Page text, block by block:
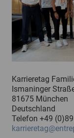
Karrieretag
Ismaninger
81675 München
Deutschland
Telefon +49